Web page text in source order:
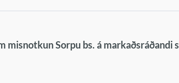
Sorpu bs. á markaðsráðandi